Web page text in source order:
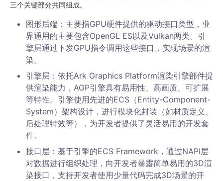
三个关键部分共同组成。
图形后端：主要指GPU硬件提供的驱动接口类型，业
界通用的主要包含OpenGL ES以及Vulkan两类。引
擎层通过下发GPU指令调用这些接口，实现场景的渲
染。
引擎层：依托Ark Graphics Platform渲染引擎部件提
供渲染能力，AGP引擎具有易用性、高画质、可扩展
等特性。引擎使用先进的ECS（Entity-Component-
System）架构设计，进行模块化封装（如材质定义、
后处理特效等），为开发者提供了灵活易用的开发套
件。
接口层：基于引擎的ECS Framework，通过NAPI层
对数据进行组织处理，向开发者暴露简单易用的3D渲
染接口，支持开发者使用少量代码完成3D场景的开